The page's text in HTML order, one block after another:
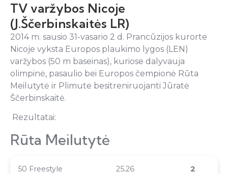
TV varžybos Nicoje
(J.Ščerbinskaitės LR)
2014 m. sausio 31-vasario 2 d. Prancūzijos kurorte
Nicoje vyksta Europos plaukimo lygos (LEN)
varžybos (50 m baseinas), kuriose dalyvauja
olimpinė, pasaulio bei Europos čempionė Rūta
Meilutytė ir Plimute besitreniruojanti Jūratė
Ščerbinskaitė.
Rezultatai:
Rūta Meilutytė
50 Freestyle
25.26
2